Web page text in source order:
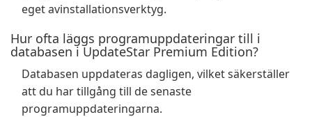
eget avinstallationsverktyg.
Hur ofta läggs programuppdateringar till i
databasen i UpdateStar Premium Edition?
Databasen uppdateras dagligen, vilket säkerställer
att du har tillgång till de senaste
programuppdateringarna.